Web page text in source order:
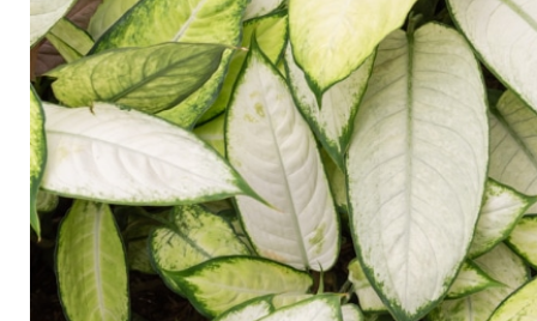
Rosiers
Plantes
Plantes
Lavande